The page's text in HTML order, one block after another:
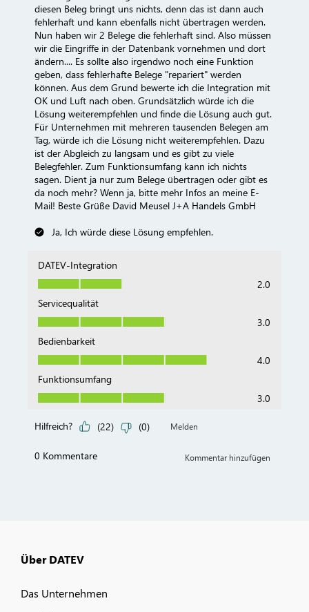
Über DATEV
Das Unternehmen